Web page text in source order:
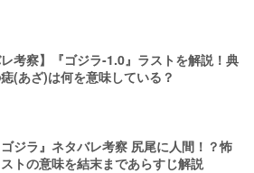
レ考察】『ゴジラ-1.0』ラストを解説！典
(あざ)は何を意味している？
ゴジラ』ネタバレ考察 尻尾に人間！？怖
トの意味を結末まであらすじ解説